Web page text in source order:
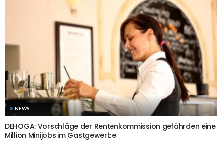
NEWS
DEHOGA: Vorschläge der Rentenkommission gefährden eine
Million Minijobs im Gastgewerbe